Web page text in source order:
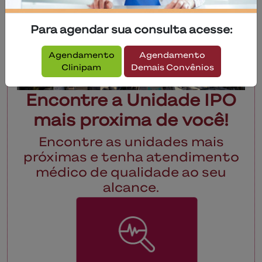
Encontre a Unidade IPO
mais proxima de você!
Encontre as unidades mais
próximas e tenha atendimento
médico de qualidade ao seu
alcance.
Para agendar sua consulta acesse:
Agendamento
Clinipam
Agendamento
Demais Convênios